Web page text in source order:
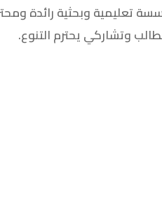
تعليمية وبحثية رائدة
وتشاركي يحترم التنوع.